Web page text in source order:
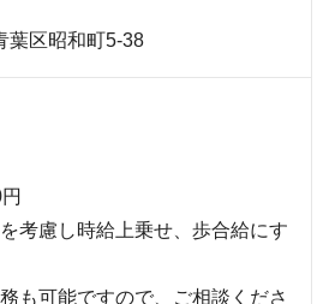
葉区昭和町5-38
考慮し時給上乗せ、歩合給にす
も可能ですので、ご相談くださ